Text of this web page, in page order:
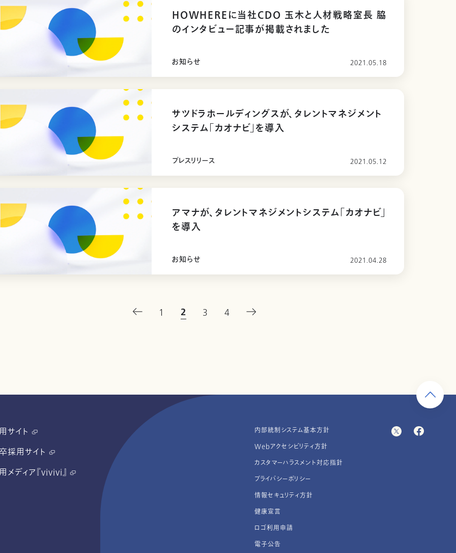
HOWHEREに当社CDO 玉木と人材戦略室長 脇
のインタビュー記事が掲載されました
お知らせ 2021.05.18
サツドラホールディングスが、タレントマネジメント
システム「カオナビ」を導入
プレスリリース 2021.05.12
アマナが、タレントマネジメントシステム「カオナビ」
を導入
お知らせ 2021.04.28
1 2 3 4
サイト
採用サイト
メディア『vivivi』
内部統制システム基本方針
Webアクセシビリティ方針
カスタマーハラスメント対応指針
プライバシーポリシー
情報セキュリティ方針
健康宣言
ロゴ利用申請
電子公告